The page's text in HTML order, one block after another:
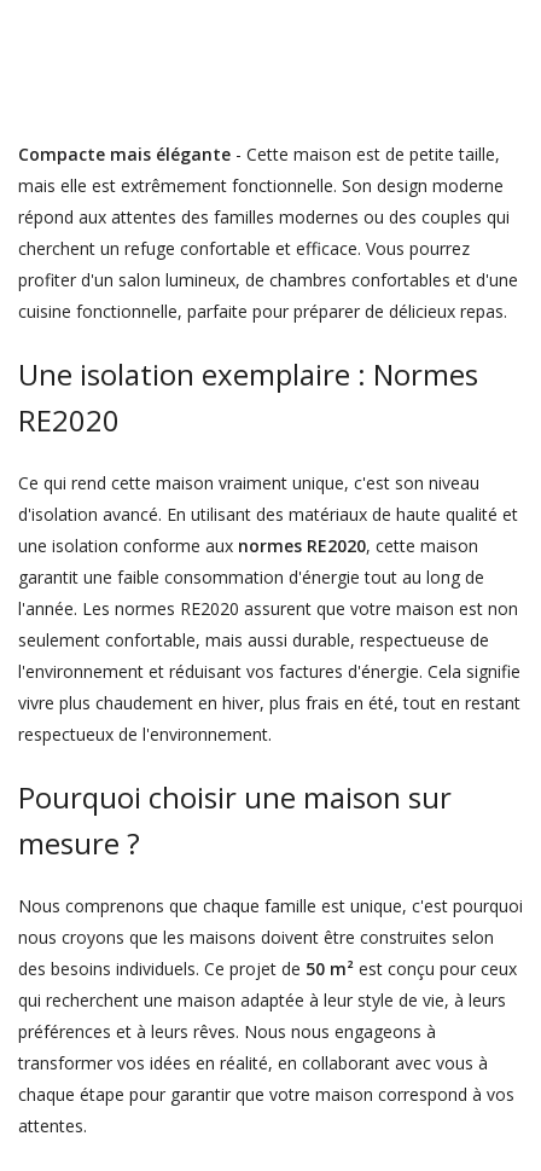
Compacte mais élégante- Cette maison est de petite taille,
mais elle est extrêmement fonctionnelle. Son design moderne
répond aux attentes des familles modernes ou des couples qui
cherchent un refuge confortable et efficace. Vous pourrez
profiter d'un salon lumineux, de chambres confortables et d'une
cuisine fonctionnelle, parfaite pour préparer de délicieux repas.
Une isolation exemplaire : Normes
RE2020
Ce qui rend cette maison vraiment unique, c'est son niveau
d'isolation avancé. En utilisant des matériaux de haute qualité et
une isolation conforme aux normes RE2020, cette maison
garantit une faible consommation d'énergie tout au long de
l'année. Les normes RE2020 assurent que votre maison est non
seulement confortable, mais aussi durable, respectueuse de
l'environnement et réduisant vos factures d'énergie. Cela signifie
vivre plus chaudement en hiver, plus frais en été, tout en restant
respectueux de l'environnement.
Pourquoi choisir une maison sur
mesure ?
Nous comprenons que chaque famille est unique, c'est pourquoi
nous croyons que les maisons doivent être construites selon
des besoins individuels. Ce projet de 50 m²est conçu pour ceux
qui recherchent une maison adaptée à leur style de vie, à leurs
préférences et à leurs rêves. Nous nous engageons à
transformer vos idées en réalité, en collaborant avec vous à
chaque étape pour garantir que votre maison correspond à vos
attentes.